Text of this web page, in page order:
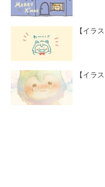
【イラ
【イラ